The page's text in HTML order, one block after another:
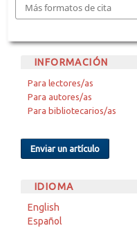
Más formatos de cita
INFORMACIÓN
Para lectores/as
Para autores/as
Para bibliotecarios/as
Enviar un artículo
IDIOMA
English
Español